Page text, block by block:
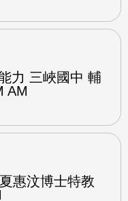
力 三峽國中 輔
AM
惠汶博士特教